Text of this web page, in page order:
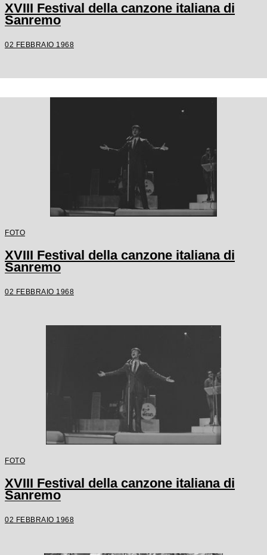
XVIII Festival della canzone italiana di
Sanremo
02 FEBBRAIO 1968
FOTO
XVIII Festival della canzone italiana di
Sanremo
02 FEBBRAIO 1968
FOTO
XVIII Festival della canzone italiana di
Sanremo
02 FEBBRAIO 1968